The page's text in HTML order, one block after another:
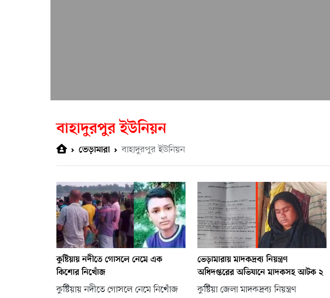
বাহাদুরপুর ইউনিয়ন
ভেড়ামারা বাহাদুরপুর ইউনিয়ন
কুষ্টিয়ায় নদীতে গোসলে নেমে এক
কিশোর নিখোঁজ
কুষ্টিয়ায় নদীতে গোসলে নেমে নিখোঁজ
ভেড়ামারায় মাদকদ্রব্য নিয়ন্ত্রণ
অধিদপ্তরের অভিযানে মাদকসহ আটক ২
কুষ্টিয়া জেলা মাদকদ্রব্য নিয়ন্ত্রণ